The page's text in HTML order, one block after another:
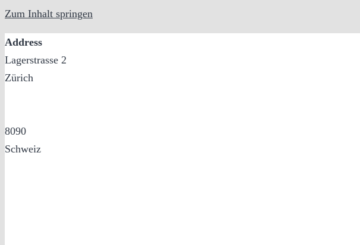
Zum Inhalt springen
Address
Lagerstrasse 2
Zürich
8090
Schweiz